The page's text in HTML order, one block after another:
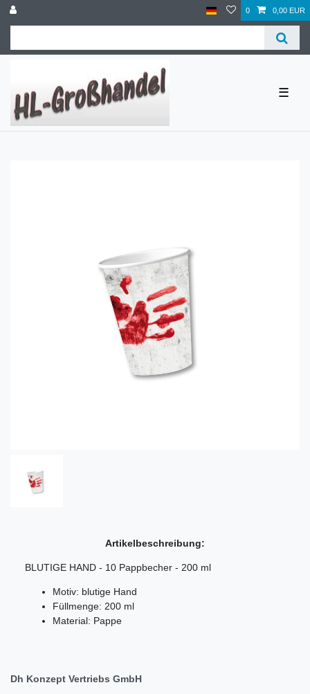
0 0,00 EUR
☰
Artikelbeschreibung:
BLUTIGE HAND - 10 Pappbecher - 200 ml
Motiv: blutige Hand
Füllmenge: 200 ml
Material: Pappe
Dh Konzept Vertriebs GmbH